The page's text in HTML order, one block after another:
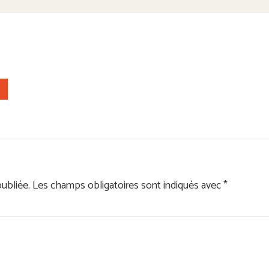
Les champs obligatoires sont indiqués avec*